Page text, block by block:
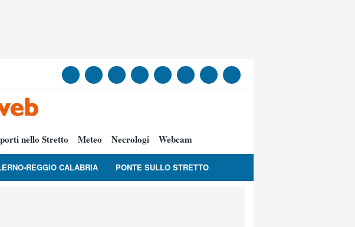
nello Stretto Meteo Necrologi Webcam
REGGIO CALABRIA PONTE SULLO STRETTO